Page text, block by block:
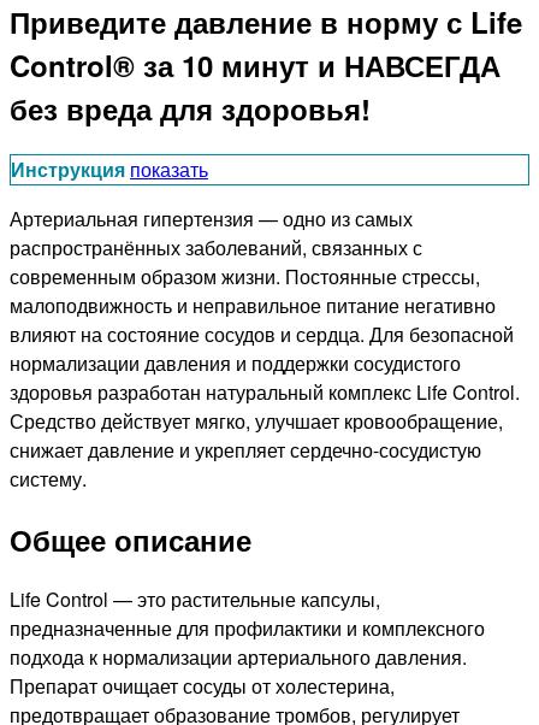
Приведите давление в норму с Life
Control® за 10 минут и НАВСЕГДА
без вреда для здоровья!
Инструкция показать
Артериальная гипертензия — одно из самых
распространённых заболеваний, связанных с
современным образом жизни. Постоянные стрессы,
малоподвижность и неправильное питание негативно
влияют на состояние сосудов и сердца. Для безопасной
нормализации давления и поддержки сосудистого
здоровья разработан натуральный комплекс Life Control.
Средство действует мягко, улучшает кровообращение,
снижает давление и укрепляет сердечно-сосудистую
систему.
Общее описание
Life Control — это растительные капсулы,
предназначенные для профилактики и комплексного
подхода к нормализации артериального давления.
Препарат очищает сосуды от холестерина,
предотвращает образование тромбов, регулирует